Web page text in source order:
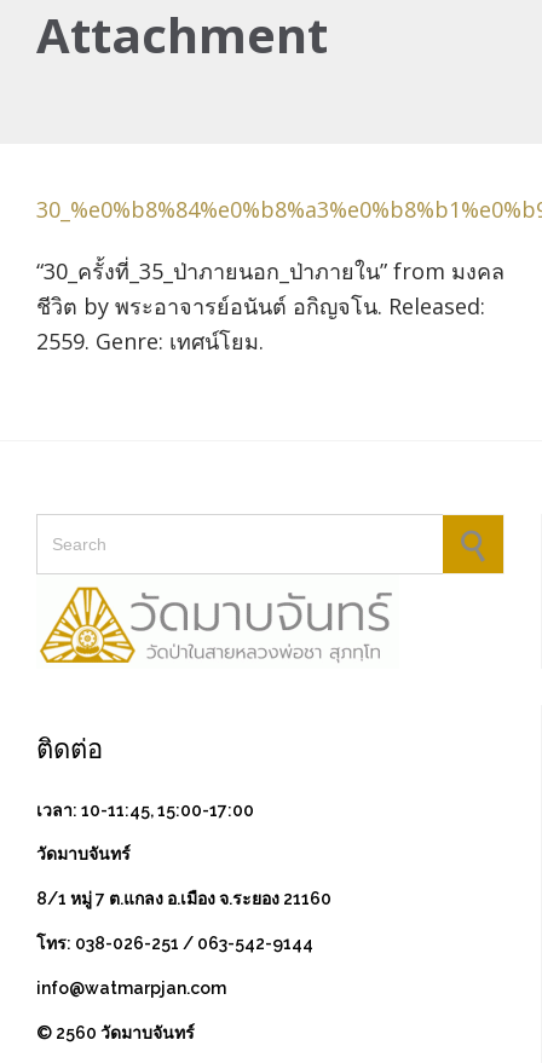
Attachment
“30_ครั้งที่_35_ป่าภายนอก_ป่าภายใน” from มงคล
ชีวิต by พระอาจารย์อนันต์ อกิญจโน. Released:
2559. Genre: เทศน์โยม.
ติดต่อ
เวลา: 10-11:45, 15:00-17:00
วัดมาบจันทร์
8/1 หมู่ 7 ต.แกลง อ.เมือง จ.ระยอง 21160
โทร: 038-026-251 / 063-542-9144
info@watmarpjan.com
© 2560 วัดมาบจันทร์